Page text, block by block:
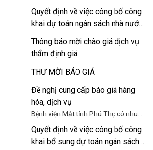
Quyết định về việc công bố công
khai dự toán ngân sách nhà nước
Thông báo mời chào giá dịch vụ
thẩm định giá
THƯ MỜI BÁO GIÁ
Đề nghị cung cấp báo giá hàng
hóa, dịch vụ
Bệnh viện Mắt tỉnh Phú Thọ có nhu
xây dựng giá gói thầu, làm cơ sở tổ
chức chọn nhà thầu cung cấp động
Quyết định về việc công bố công
khai bổ sung dự toán ngân sách